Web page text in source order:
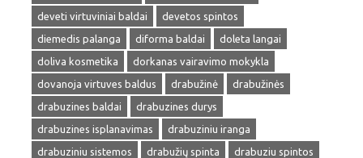
deveti virtuviniai baldai
devetos spintos
diemedis palanga
diforma baldai
doleta langai
doliva kosmetika
dorkanas vairavimo mokykla
dovanoja virtuves baldus
drabužinė
drabužinės
drabuzines baldai
drabuzines durys
drabuzines isplanavimas
drabuziniu iranga
drabuziniu sistemos
drabužių spinta
drabuziu spintos